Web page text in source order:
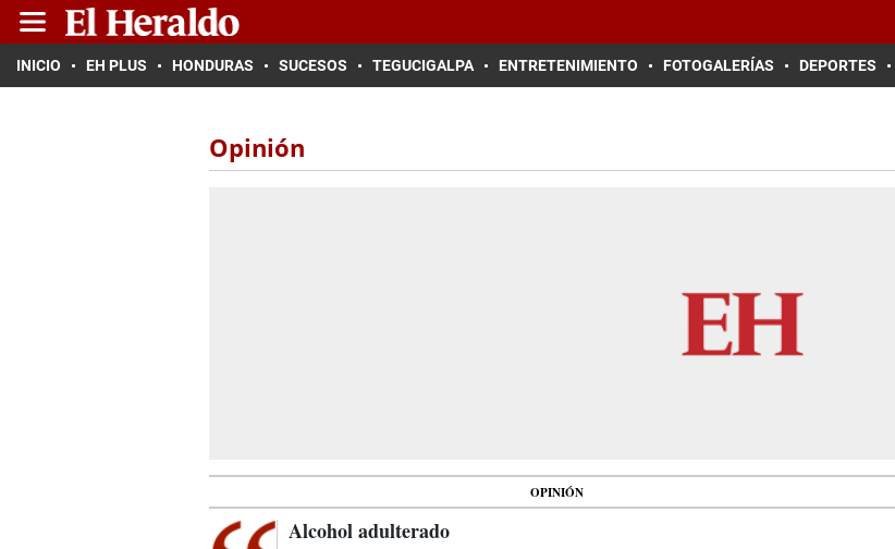
INICIO EH PLUS HONDURAS SUCESOS TEGUCIGALPA ENTRETENIMIENTO FOTOGALERÍAS DEPORTES
Opinión
OPINIÓN
Alcohol adulterado